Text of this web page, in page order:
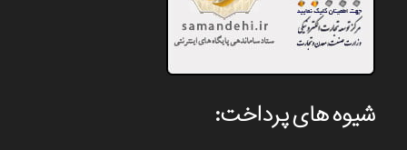
شیوه های پرداخت: